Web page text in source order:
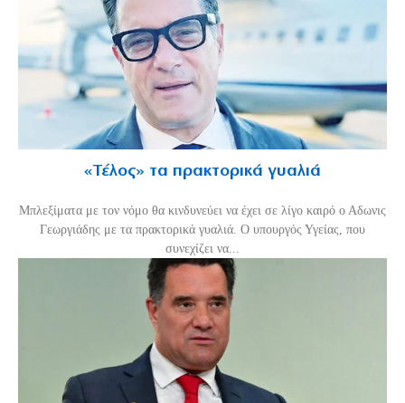
«Τέλος» τα πρακτορικά γυαλιά
Μπλεξίματα με τον νόμο θα κινδυνεύει να έχει σε λίγο καιρό ο Αδωνις
Γεωργιάδης με τα πρακτορικά γυαλιά. Ο υπουργός Υγείας, που
συνεχίζει να...